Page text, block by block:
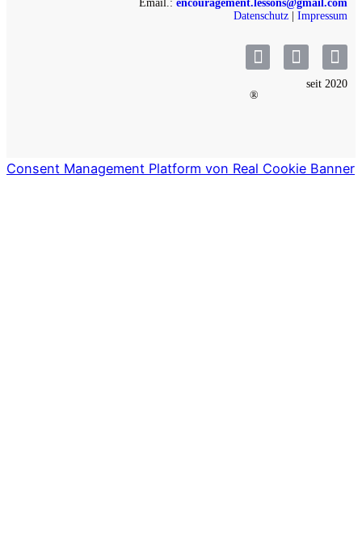
Email.: encouragement.lessons@gmail.com
Datenschutz
Impressum
seit 2020
®
Consent Management Platform von Real Cookie Banner